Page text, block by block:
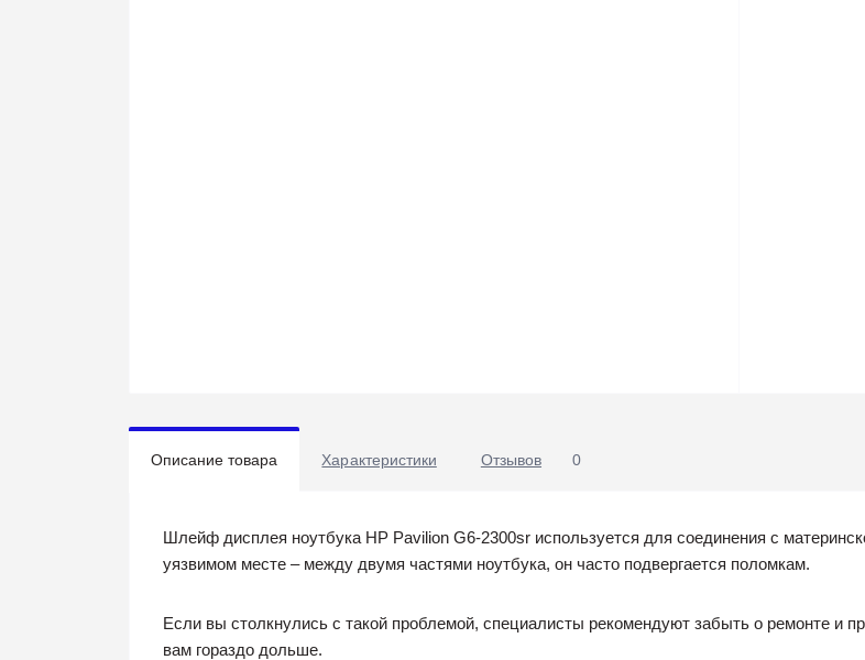
Описание товара Характеристики Отзывов 0
Шлейф дисплея ноутбука HP Pavilion G6-2300sr используется для соединения с
уязвимом месте – между двумя частями ноутбука, он часто подвергается поломкам.
Если вы столкнулись с такой проблемой, специалисты рекомендуют забыть о ремонте и
вам гораздо дольше.